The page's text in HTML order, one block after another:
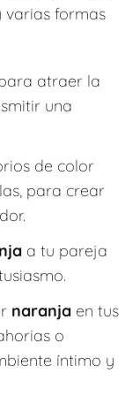
varias formas
atraer la
una
de color
para crear
a tu pareja
naranja en tus
o
íntimo y